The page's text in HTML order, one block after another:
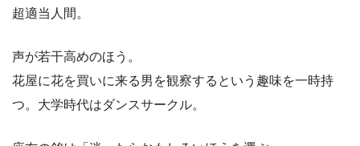
超適当人間。
声が若干高めのほう。
花屋に花を買いに来る男を観察するという趣味を一時持
つ。大学時代はダンスサークル。